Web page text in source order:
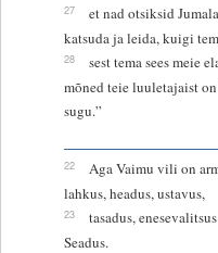
27
et nad otsiksid
katsuda ja leida, kuigi
28
sest tema sees meie
mõned teie luuletajaist
sugu.”
22
Aga Vaimu vili on
lahkus, headus, ustavus,
23
tasadus,
Seadus.